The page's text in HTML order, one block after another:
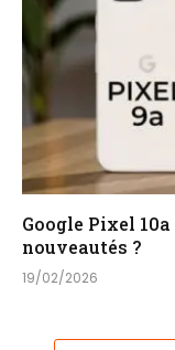
Google Pixel
nouveautés ?
19/02/2026